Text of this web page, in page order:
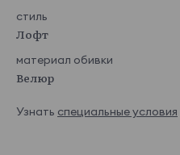
стиль
Лофт
материал обивки
Велюр
Узнать специальные условия